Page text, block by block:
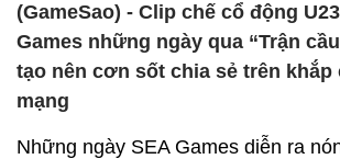
(GameSao) - Clip chế cổ động
Games những ngày qua “Trận
tạo nên cơn sốt chia sẻ trên khắp
mạng
Những ngày SEA Games diễn ra